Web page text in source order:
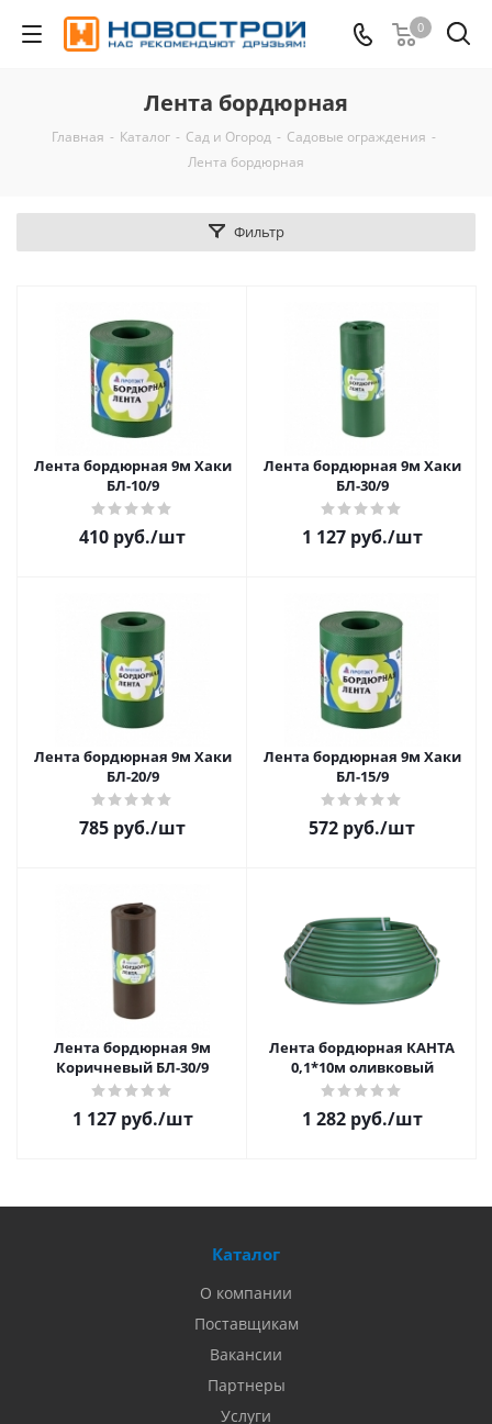
0
Лента бордюрная
Главная - Каталог - Сад и Огород - Садовые ограждения -
Лента бордюрная
Фильтр
Лента бордюрная 9м Хаки
БЛ-10/9
410 руб./шт
Лента бордюрная 9м Хаки
БЛ-30/9
1 127 руб./шт
Лента бордюрная 9м Хаки
БЛ-20/9
785 руб./шт
Лента бордюрная 9м Хаки
БЛ-15/9
572 руб./шт
Лента бордюрная 9м
Коричневый БЛ-30/9
1 127 руб./шт
Лента бордюрная КАНТА
0,1*10м оливковый
1 282 руб./шт
Каталог
О компании
Поставщикам
Вакансии
Партнеры
Услуги